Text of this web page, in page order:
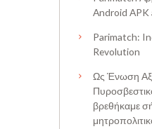
Android APK
Parimatch:
Revolution
Ως Ένωση
βρεθήκαμε